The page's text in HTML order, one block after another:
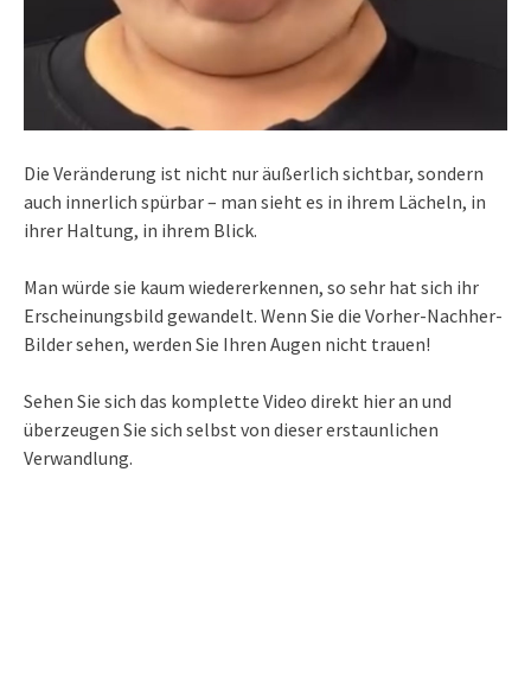
Die Veränderung ist nicht nur äußerlich sichtbar, sondern
auch innerlich spürbar – man sieht es in ihrem Lächeln, in
ihrer Haltung, in ihrem Blick.
Man würde sie kaum wiedererkennen, so sehr hat sich ihr
Erscheinungsbild gewandelt. Wenn Sie die Vorher-Nachher-
Bilder sehen, werden Sie Ihren Augen nicht trauen!
Sehen Sie sich das komplette Video direkt hier an und
überzeugen Sie sich selbst von dieser erstaunlichen
Verwandlung.